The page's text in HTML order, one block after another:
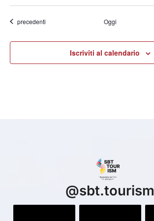
Eventi
precedenti Oggi
Iscriviti al calendario
@sbt.tourism